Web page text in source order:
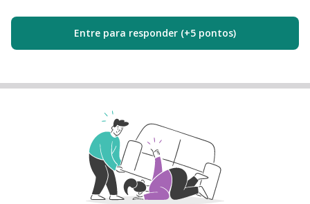
Entre para responder (+5 pontos)